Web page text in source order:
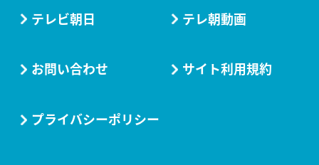
テレビ朝日 テレ朝動画
お問い合わせ サイト利用規約
プライバシーポリシー